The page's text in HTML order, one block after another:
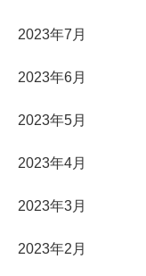
2023年7月
2023年6月
2023年5月
2023年4月
2023年3月
2023年2月